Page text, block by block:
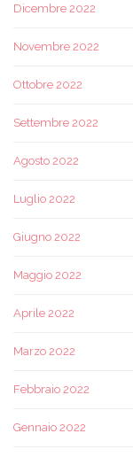
Dicembre 2022
Novembre 2022
Ottobre 2022
Settembre 2022
Agosto 2022
Luglio 2022
Giugno 2022
Maggio 2022
Aprile 2022
Marzo 2022
Febbraio 2022
Gennaio 2022